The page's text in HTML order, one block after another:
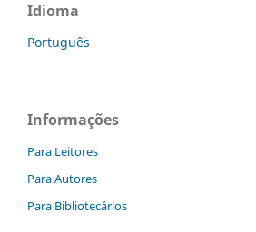
Idioma
Português
Informações
Para Leitores
Para Autores
Para Bibliotecários